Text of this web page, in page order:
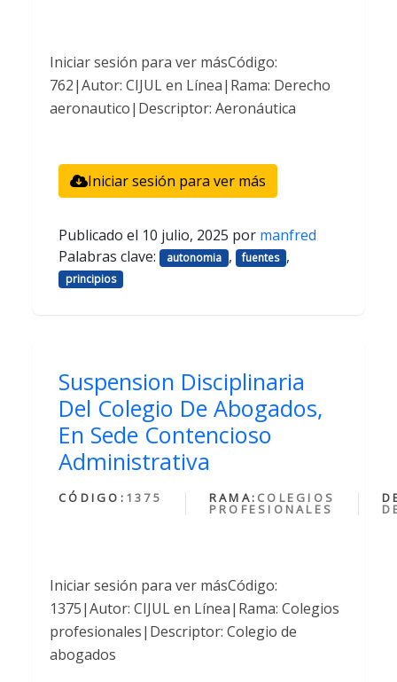
Iniciar sesión para ver másCódigo:
762|Autor: CIJUL en Línea|Rama: Derecho
aeronautico|Descriptor: Aeronáutica
Iniciar sesión para ver más
Publicado el 10 julio, 2025 por manfred
Palabras clave:
autonomia , fuentes ,
principios
Suspension Disciplinaria
Del Colegio De Abogados,
En Sede Contencioso
Administrativa
CÓDIGO: 1375 RAMA: COLEGIOS
PROFESIONALES
Iniciar sesión para ver másCódigo:
1375|Autor: CIJUL en Línea|Rama: Colegios
profesionales|Descriptor: Colegio de
abogados